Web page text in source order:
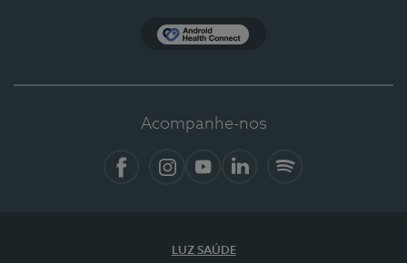
Acompanhe-nos
LUZ SAÚDE